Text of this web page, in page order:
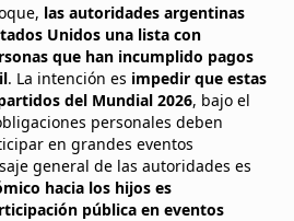
las autoridades argentinas
Unidos una lista con
que han incumplido pagos
. La intención es impedir que estas
del Mundial 2026, bajo el
personales deben
en grandes eventos
general de las autoridades es
hacia los hijos es
pública en eventos